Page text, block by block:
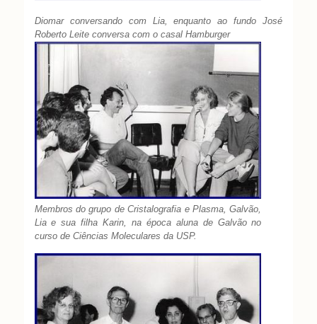
Diomar conversando com Lia, enquanto ao fundo José
Roberto Leite conversa com o casal Hamburger
Membros do grupo de Cristalografia e Plasma, Galvão,
Lia e sua filha Karin, na época aluna de Galvão no
curso de Ciências Moleculares da USP.